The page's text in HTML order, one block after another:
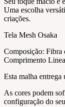
Uma escolha
criações.
Tela Mesh Osaka
Composição: Fibra
Comprimento
Esta malha entrega
As cores podem
configuração do